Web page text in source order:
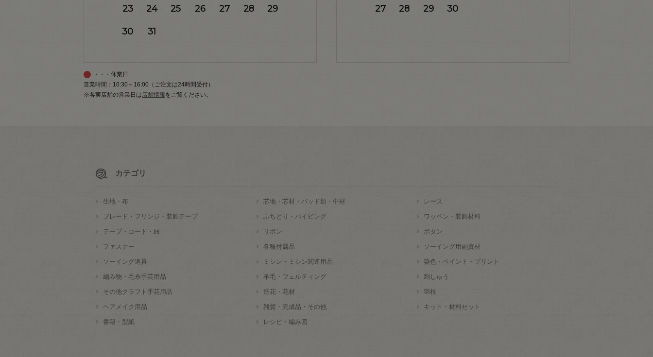
23 24 25 26 27 28 29
30 31
27 28 29 30
・・・休業日
営業時間：10:30～16:00（ご注文は24時間受付）
※各実店舗の営業日は店舗情報をご覧ください。
カテゴリ
生地・布 芯地・芯材・パッド類・中材 レース
ブレード・フリンジ・装飾テープ ふちどり・パイピング ワッペン・装飾材料
テープ・コード・紐 リボン ボタン
ファスナー 各種付属品 ソーイング用副資材
ソーイング道具 ミシン・ミシン関連用品 染色・ペイント・プリント
編み物・毛糸手芸用品 羊毛・フェルティング 刺しゅう
その他クラフト手芸用品 造花・花材 羽根
ヘアメイク用品 雑貨・完成品・その他 キット・材料セット
書籍・型紙 レシピ・編み図